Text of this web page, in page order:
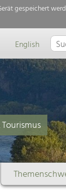
gespeichert
English